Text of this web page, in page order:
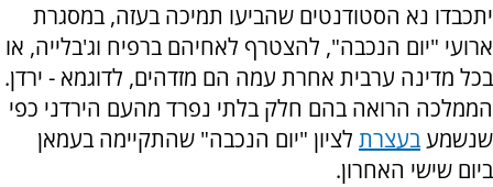
יתכבדו נא הסטודנטים שהביעו תמיכה בעזה, במסגרת
ארועי "יום הנכבה", להצטרף לאחיהם ברפיח וג'בלייה, או
בכל מדינה ערבית אחרת עמה הם מזדהים, לדוגמא - ירדן.
הממלכה הרואה בהם חלק בלתי נפרד מהעם הירדני כפי
שנשמעבעצרת לציון "יום הנכבה" שהתקיימה בעמאן
ביום שישי האחרון.